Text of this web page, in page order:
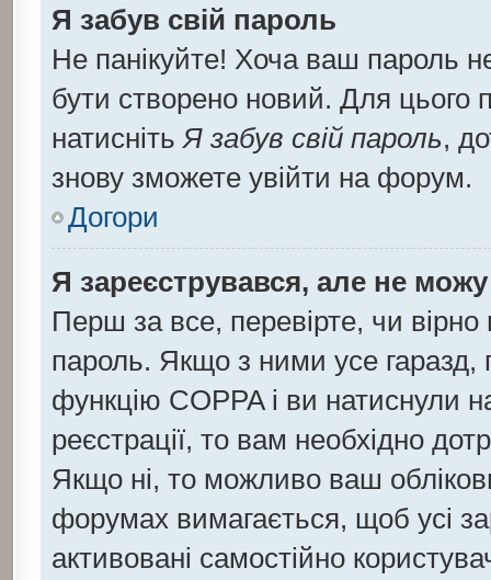
Я забув свій пароль
Не панікуйте! Хоча ваш пароль
бути створено новий. Для цього
натиснітьЯ забув свій пароль,
знову зможете увійти на форум.
Догори
Я зареєструвався, але не
Перш за все, перевірте, чи
пароль. Якщо з ними усе
функцію COPPA і ви натиснули
реєстрації, то вам необхідно
Якщо ні, то можливо ваш
форумах вимагається, щоб усі
активовані самостійно